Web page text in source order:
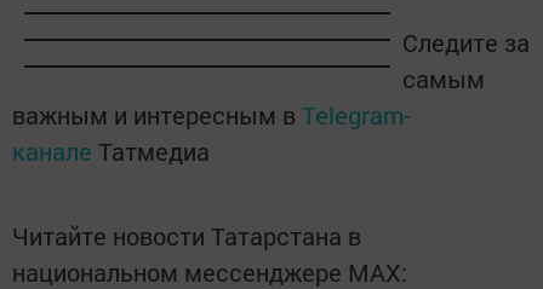
Следите за
самым
важным и интересным в Telegram-
канале Татмедиа
Читайте новости Татарстана в
национальном мессенджере MАХ: